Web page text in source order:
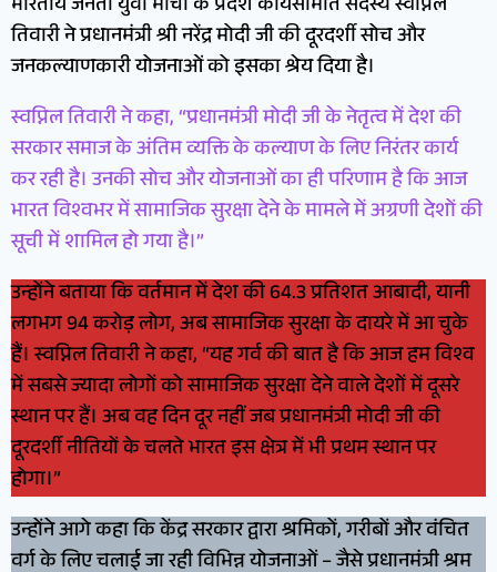
तिवारी ने प्रधानमंत्री श्री नरेंद्र मोदी जी की दूरदर्शी सोच और
जनकल्याणकारी योजनाओं को इसका श्रेय दिया है।
स्वप्निल तिवारी ने कहा, “प्रधानमंत्री मोदी जी के नेतृत्व में देश की
सरकार समाज के अंतिम व्यक्ति के कल्याण के लिए निरंतर कार्य
कर रही है। उनकी सोच और योजनाओं का ही परिणाम है कि आज
भारत विश्वभर में सामाजिक सुरक्षा देने के मामले में अग्रणी देशों की
सूची में शामिल हो गया है।”
उन्होंने बताया कि वर्तमान में देश की 64.3 प्रतिशत आबादी, यानी
लगभग 94 करोड़ लोग, अब सामाजिक सुरक्षा के दायरे में आ चुके
हैं। स्वप्निल तिवारी ने कहा, “यह गर्व की बात है कि आज हम विश्व
में सबसे ज्यादा लोगों को सामाजिक सुरक्षा देने वाले देशों में दूसरे
स्थान पर हैं। अब वह दिन दूर नहीं जब प्रधानमंत्री मोदी जी की
दूरदर्शी नीतियों के चलते भारत इस क्षेत्र में भी प्रथम स्थान पर
होगा।”
उन्होंने आगे कहा कि केंद्र सरकार द्वारा श्रमिकों, गरीबों और वंचित
वर्ग के लिए चलाई जा रही विभिन्न योजनाओं – जैसे प्रधानमंत्री श्रम